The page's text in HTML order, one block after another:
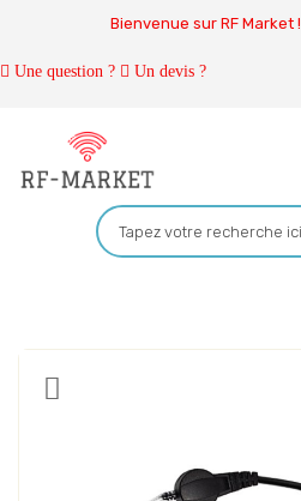
Bienvenue sur RF Market !
Une question ? Un devis ?